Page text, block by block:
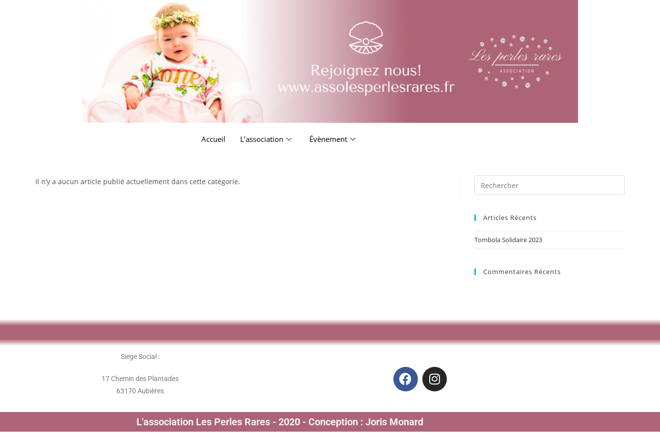
Accueil L’association Évènement
Il n’y a aucun article publié actuellement dans cette catégorie.
Articles Récents
Tombola Solidaire 2023
Commentaires Récents
Siege Social :
17 Chemin des Plantades
63170 Aubières
L'association Les Perles Rares - 2020 - Conception : Joris Monard